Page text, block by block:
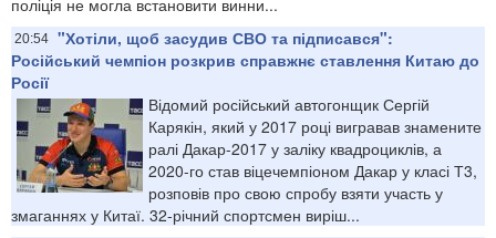
20:54 "Хотіли, щоб засудив СВО та підписався":
Російський чемпіон розкрив справжнє ставлення Китаю до
Росії
Відомий російський автогонщик Сергій
Карякін, який у 2017 році вигравав знамените
ралі Дакар-2017 у заліку квадроциклів, а
2020-го став віцечемпіоном Дакар у класі Т3,
розповів про свою спробу взяти участь у
змаганнях у Китаї. 32-річний спортсмен виріш...